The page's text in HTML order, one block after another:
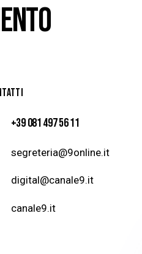
+39 081 497 56 11
segreteria@9online.it
digital@canale9.it
canale9.it